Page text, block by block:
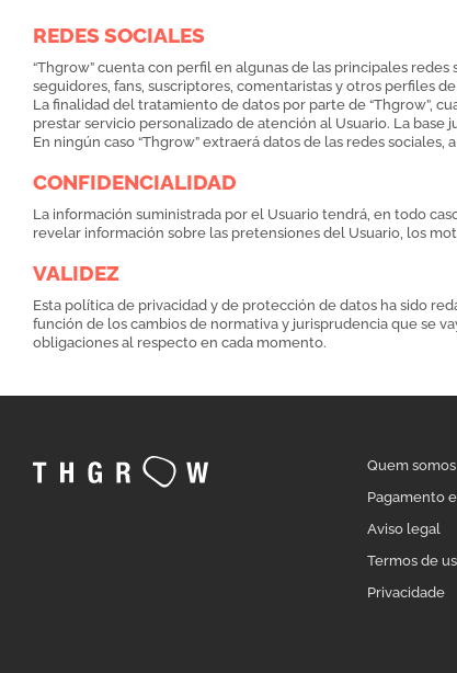
REDES SOCIALES
“Thgrow” cuenta con perfil en algunas de las principales
seguidores, fans, suscriptores, comentaristas y otros perfiles
La finalidad del tratamiento de datos por parte de “Thgrow”,
prestar servicio personalizado de atención al Usuario. La
En ningún caso “Thgrow” extraerá datos de las redes
CONFIDENCIALIDAD
La información suministrada por el Usuario tendrá, en todo
revelar información sobre las pretensiones del Usuario, los
VALIDEZ
Esta política de privacidad y de protección de datos ha sido
función de los cambios de normativa y jurisprudencia que se
obligaciones al respecto en cada momento.
Quem somos
Pagamento
Aviso legal
Termos de
Privacidade